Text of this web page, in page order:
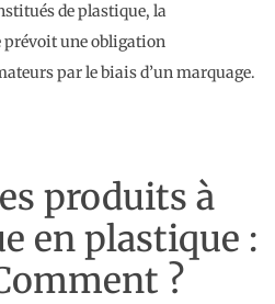
de plastique, la
prévoit une obligation
par le biais d’un marquage.
produits à
en plastique :
?